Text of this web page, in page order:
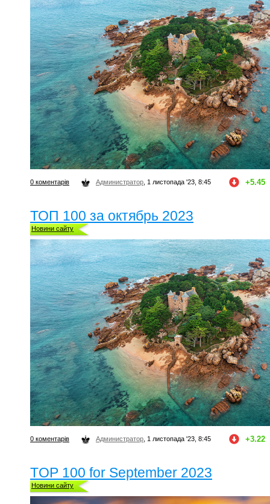
0 коментарів Администратор , 1 листопада '23, 8:45 +5.45
ТОП 100 за октябрь 2023
Новини сайту
0 коментарів Администратор , 1 листопада '23, 8:45 +3.22
TOP 100 for September 2023
Новини сайту